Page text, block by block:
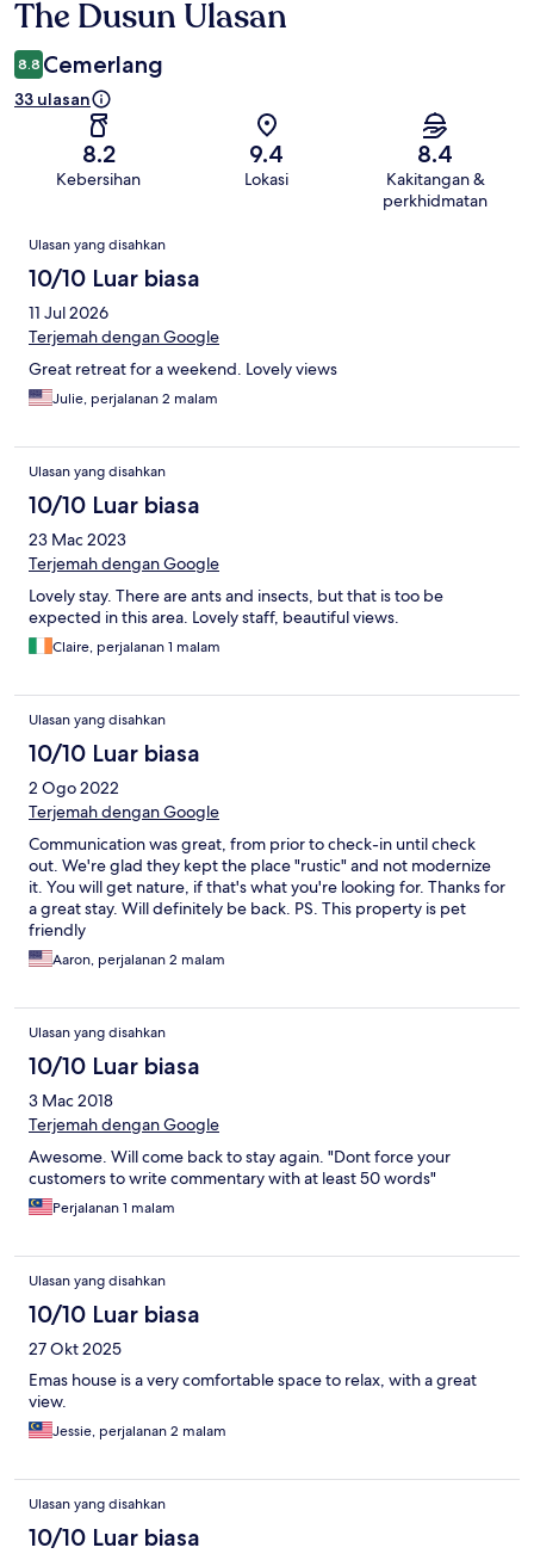
Ulasan
The Dusun Ulasan
8.8 Cemerlang
33 ulasan
8.2
Kebersihan
9.4
Lokasi
8.4
Kakitangan &
perkhidmatan
Ulasan
Ulasan yang disahkan
10/10 Luar biasa
11 Jul 2026
Terjemah dengan Google
Great retreat for a weekend. Lovely views
Julie, perjalanan 2 malam
Ulasan yang disahkan
10/10 Luar biasa
23 Mac 2023
Terjemah dengan Google
Lovely stay. There are ants and insects, but that is too be
expected in this area. Lovely staff, beautiful views.
Claire, perjalanan 1 malam
Ulasan yang disahkan
10/10 Luar biasa
2 Ogo 2022
Terjemah dengan Google
Communication was great, from prior to check-in until check
out. We're glad they kept the place "rustic" and not modernize
it. You will get nature, if that's what you're looking for. Thanks for
a great stay. Will definitely be back. PS. This property is pet
friendly
Aaron, perjalanan 2 malam
Ulasan yang disahkan
10/10 Luar biasa
3 Mac 2018
Terjemah dengan Google
Awesome. Will come back to stay again. "Dont force your
customers to write commentary with at least 50 words"
Perjalanan 1 malam
Ulasan yang disahkan
10/10 Luar biasa
27 Okt 2025
Emas house is a very comfortable space to relax, with a great
view.
Jessie, perjalanan 2 malam
Ulasan yang disahkan
10/10 Luar biasa